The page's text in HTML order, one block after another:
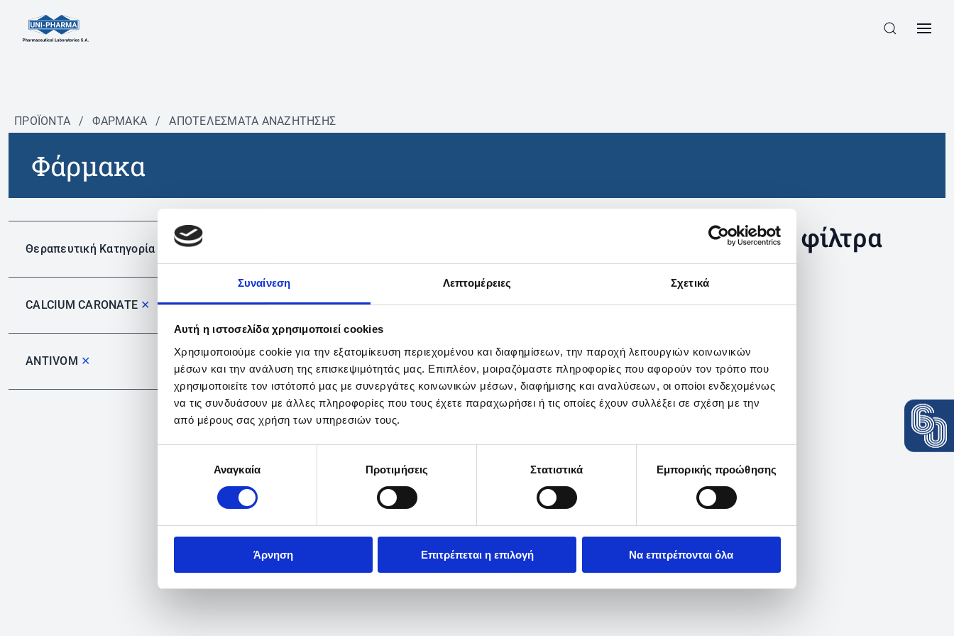
Συναίνεση Λεπτομέρειες Σχετικά
Αυτή η ιστοσελίδα χρησιμοποιεί cookies
Χρησιμοποιούμε cookie για την εξατομίκευση περιεχομένου και διαφημίσεων, την παροχή λειτουργιών κοινωνικών
μέσων και την ανάλυση της επισκεψιμότητάς μας. Επιπλέον, μοιραζόμαστε πληροφορίες που αφορούν τον τρόπο που
χρησιμοποιείτε τον ιστότοπό μας με συνεργάτες κοινωνικών μέσων, διαφήμισης και αναλύσεων, οι οποίοι ενδεχομένως
να τις συνδυάσουν με άλλες πληροφορίες που τους έχετε παραχωρήσει ή τις οποίες έχουν συλλέξει σε σχέση με την
από μέρους σας χρήση των υπηρεσιών τους.
συγκατάθεσηςΑναγκαία Προτιμήσεις Στατιστικά Εμπορικής προώθησης
Άρνηση Επιτρέπεται η επιλογή Να επιτρέπονται όλα
ΠΡΟΪΟΝΤΑ / ΦΆΡΜΑΚΑ / ΑΠΟΤΕΛΕΣΜΑΤΑ ΑΝΑΖΗΤΗΣΗΣ
Φάρμακα
Θεραπευτική Κατηγορία
CALCIUM CARONATE ✕
ANTIVOM ✕
Δεν βρέθηκαν προϊόντα με τα συγκεκριμένα φίλτρα